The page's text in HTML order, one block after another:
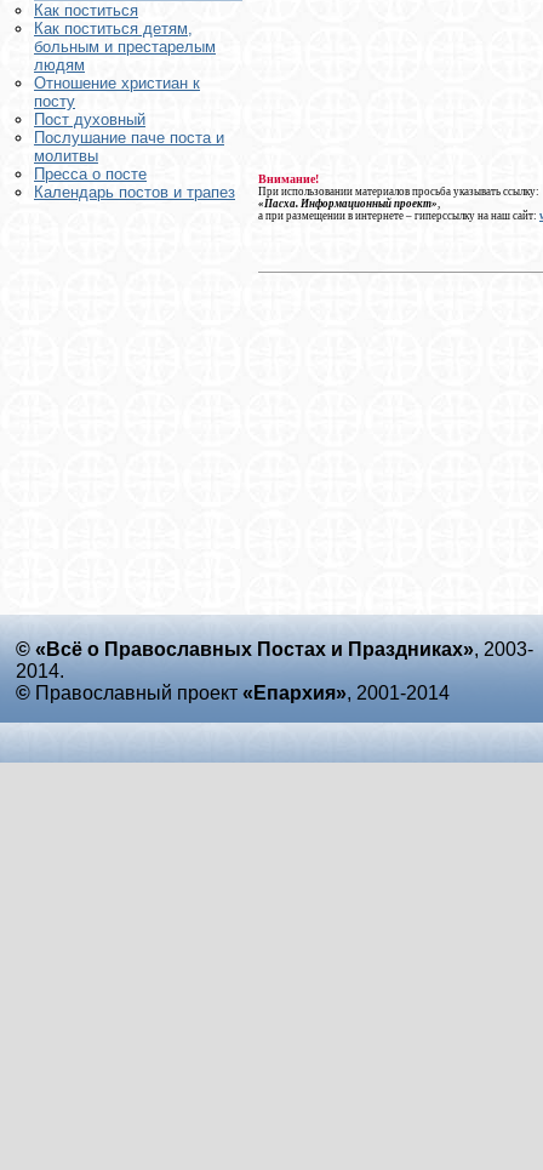
Как поститься
Как поститься детям,
больным и престарелым
людям
Отношение христиан к
посту
Пост духовный
Послушание паче поста и
молитвы
Пресса о посте
Календарь постов и трапез
Внимание!
При использовании материалов просьба указывать ссылку:
«Пасха. Информационный проект»
а при размещении в интернете – гиперссылку на наш сайт:
© «Всё о Православных Постах и Праздниках», 2003-
2014.
© Православный проект «Епархия», 2001-2014